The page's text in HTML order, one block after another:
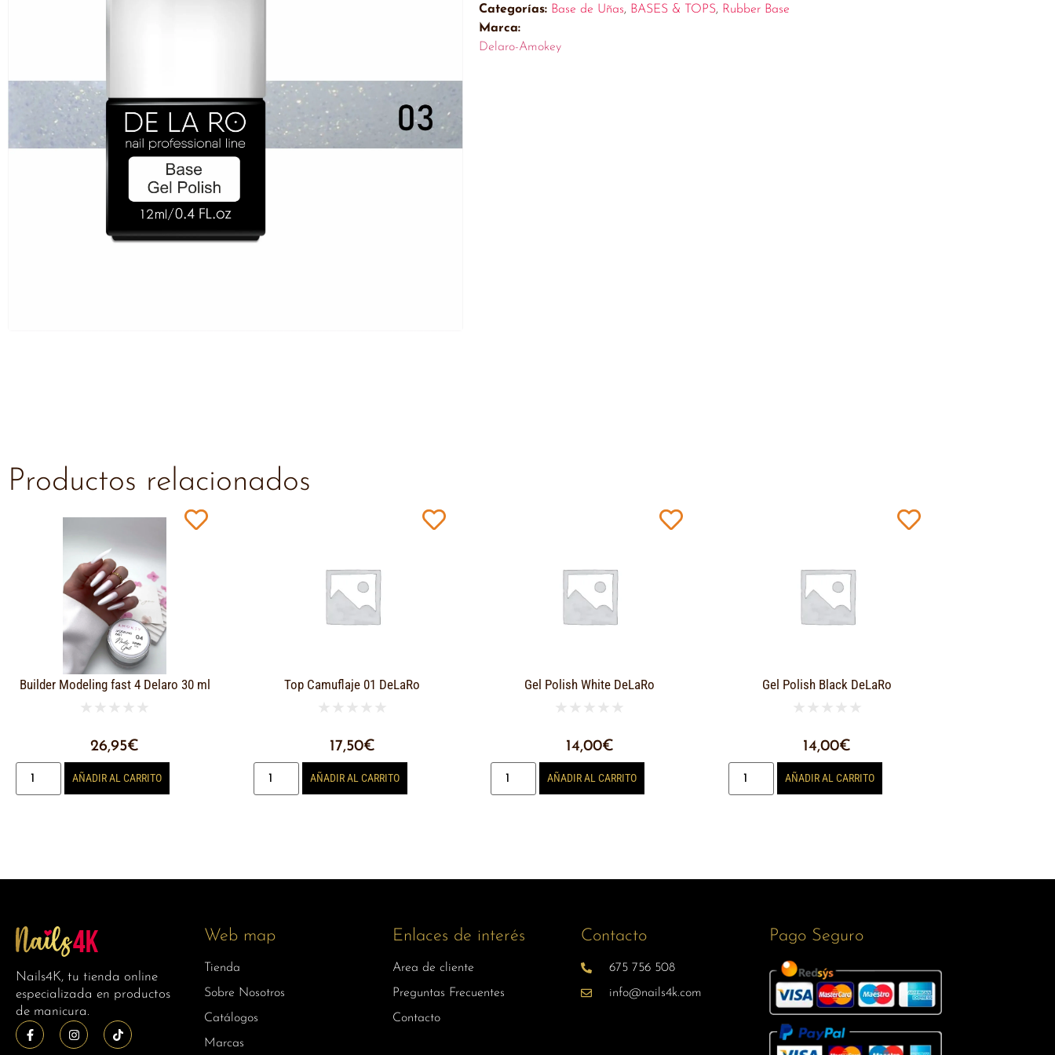
Categorías: Base de Uñas, BASES & TOPS, Rubber Base
Marca:
Delaro-Amokey
Productos relacionados
Builder Modeling fast 4 Delaro 30 ml
★ ★ ★ ★ ★
26,95€
AÑADIR AL CARRITO
Top Camuflaje 01 DeLaRo
★ ★ ★ ★ ★
17,50€
AÑADIR AL CARRITO
Gel Polish White DeLaRo
★ ★ ★ ★ ★
14,00€
AÑADIR AL CARRITO
Gel Polish Black DeLaRo
★ ★ ★ ★ ★
14,00€
AÑADIR AL CARRITO
Nails4K, tu tienda online
especializada en productos
de manicura.
Web map
Tienda
Sobre Nosotros
Catálogos
Marcas
Enlaces de interés
Area de cliente
Preguntas Frecuentes
Contacto
Contacto
675 756 508
info@nails4k.com
Pago Seguro